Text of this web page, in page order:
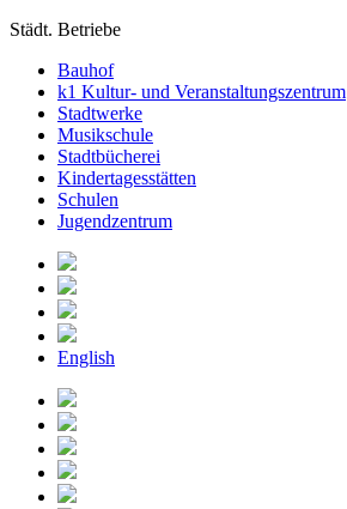
Städt. Betriebe
Bauhof
k1 Kultur- und Veranstaltungszentrum
Stadtwerke
Musikschule
Stadtbücherei
Kindertagesstätten
Schulen
Jugendzentrum
English